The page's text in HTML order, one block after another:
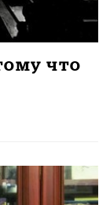
что